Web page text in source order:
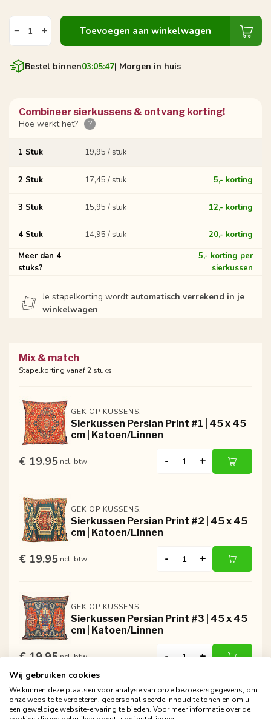
Toevoegen aan winkelwagen
Bestel binnen03:05:46| Morgen in huis
Combineer sierkussens & ontvang korting!
Hoe werkt het?
?
1 Stuk 19,95 / stuk
2 Stuk 17,45 / stuk 5,- korting
3 Stuk 15,95 / stuk 12,- korting
4 Stuk 14,95 / stuk
20,- korting
Meer dan 4
stuks?
5,- korting per
sierkussen
Je stapelkorting wordt automatisch verrekend in je
winkelwagen
Mix & match
Stapelkorting vanaf 2 stuks
GEK OP KUSSENS!
Sierkussen Persian Print #1 | 45 x 45
cm | Katoen/Linnen
€ 19.95Incl. btw - +
GEK OP KUSSENS!
Sierkussen Persian Print #2 | 45 x 45
cm | Katoen/Linnen
€ 19.95Incl. btw - +
GEK OP KUSSENS!
Sierkussen Persian Print #3 | 45 x 45
cm | Katoen/Linnen
€ 19.95Incl. btw - +
Wij gebruiken cookies
We kunnen deze plaatsen voor analyse van onze bezoekersgegevens, om
onze website te verbeteren, gepersonaliseerde inhoud te tonen en om u
een geweldige website-ervaring te bieden. Voor meer informatie over de